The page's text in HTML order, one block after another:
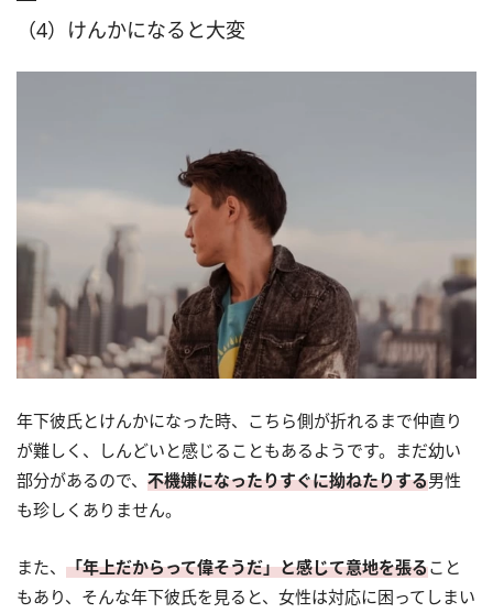
（4）けんかになると大変
年下彼氏とけんかになった時、こちら側が折れるまで仲直り
が難しく、しんどいと感じることもあるようです。まだ幼い
部分があるので、 不機嫌になったりすぐに拗ねたりする男性
も珍しくありません。
また、 「年上だからって偉そうだ」と感じて意地を張ること
もあり、そんな年下彼氏を見ると、女性は対応に困ってしまい